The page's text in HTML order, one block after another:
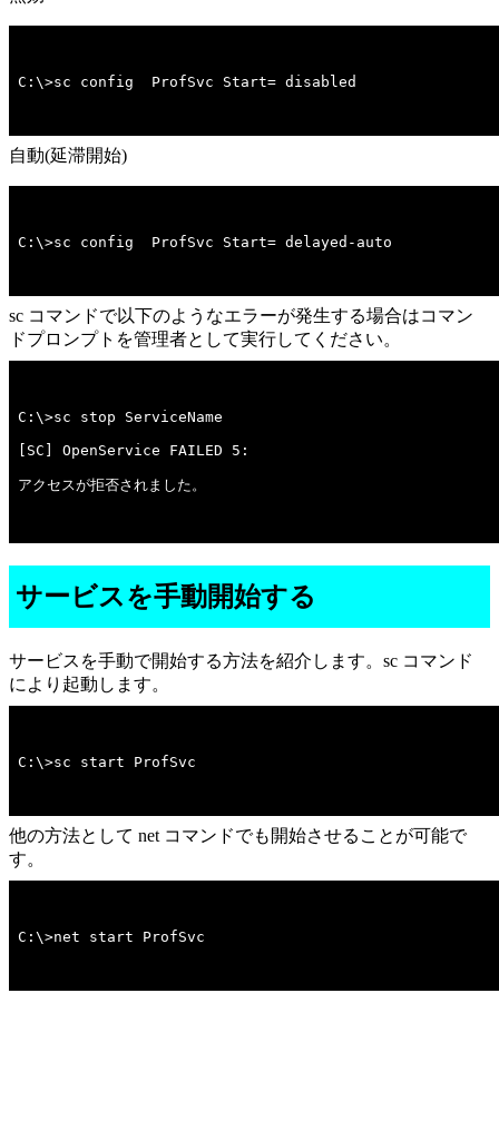
C:\>sc config  ProfSvc Start= disabled
自動(延滞開始)
C:\>sc config  ProfSvc Start= delayed-auto
sc コマンドで以下のようなエラーが発生する場合はコマン
ドプロンプトを管理者として実行してください。
アクセスが拒否されました。
サービスを手動開始する
サービスを手動で開始する方法を紹介します。sc コマンド
により起動します。
C:\>sc start ProfSvc
他の方法として net コマンドでも開始させることが可能で
す。
C:\>net start ProfSvc